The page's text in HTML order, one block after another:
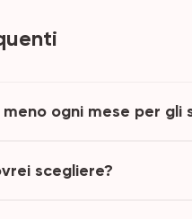
ogni mese per gli
scegliere?